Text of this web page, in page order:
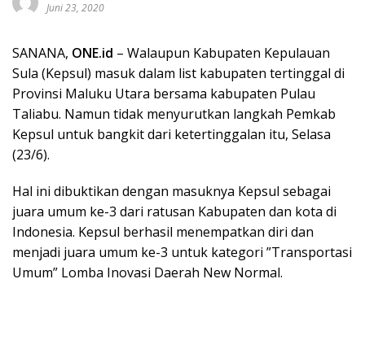
Juni 23, 2020
SANANA, ONE.id – Walaupun Kabupaten Kepulauan
Sula (Kepsul) masuk dalam list kabupaten tertinggal di
Provinsi Maluku Utara bersama kabupaten Pulau
Taliabu. Namun tidak menyurutkan langkah Pemkab
Kepsul untuk bangkit dari ketertinggalan itu, Selasa
(23/6).
Hal ini dibuktikan dengan masuknya Kepsul sebagai
juara umum ke-3 dari ratusan Kabupaten dan kota di
Indonesia. Kepsul berhasil menempatkan diri dan
menjadi juara umum ke-3 untuk kategori ”Transportasi
Umum” Lomba Inovasi Daerah New Normal.